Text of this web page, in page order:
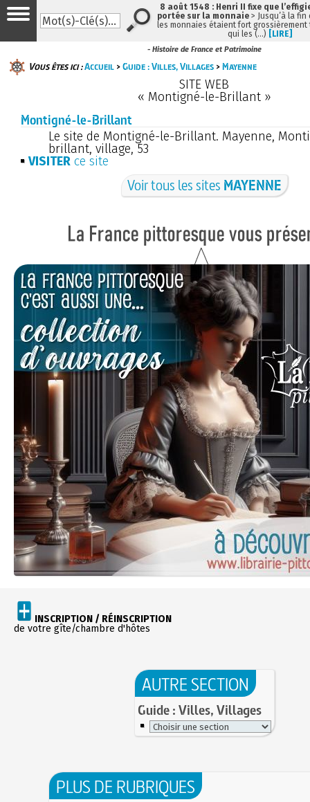
- Histoire de France et Patrimoine
Vous êtes ici :Accueil >Guide : Villes, Villages >Mayenne
SITE WEB
« Montigné-le-Brillant »
Montigné-le-Brillant
Le site de Montigné-le-Brillant. Mayenne,
brillant, village, 53
VISITER ce site
Voir tous les sites MAYENNE
INSCRIPTION / RÉINSCRIPTION
de votre gîte/chambre d'hôtes
AUTRE SECTION
Guide : Villes, Villages
PLUS DE RUBRIQUES
8 août 1548 : Henri II fixe que
portée sur la monnaie> Jusqu’à la fin
les monnaies étaient fort grossièrement
qui les (…) [LIRE]